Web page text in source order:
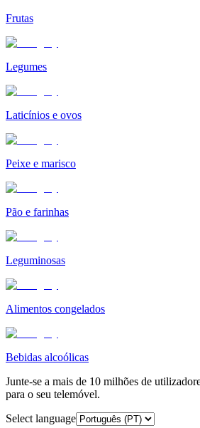
Frutas
Legumes
Laticínios e ovos
Peixe e marisco
Pão e farinhas
Leguminosas
Alimentos congelados
Bebidas alcoólicas
Junte-se a mais de 10 milhões de
para o seu telemóvel.
Select language